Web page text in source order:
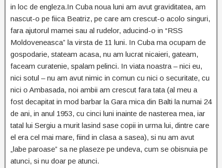
in loc de engleza.In Cuba noua luni am avut graviditatea, am
nascut-o pe fiica Beatriz, pe care am crescut-o acolo singuri,
fara ajutorul mamei sau al rudelor, aducind-o in “RSS
Moldoveneasca” la virsta de 11 luni. In Cuba ma ocupam de
gospodarie, stateam acasa, nu am lucrat nicaieri, gateam,
faceam curatenie, spalam pelinci. In viata noastra – nici eu,
nici sotul – nu am avut nimic in comun cu nici o securitate, cu
nici o Ambasada, noi ambii am crescut fara tata (al meu a
fost decapitat in mod barbar la Gara mica din Balti la numai 24
de ani, in anul 1953, cu cinci luni inainte de nasterea mea, iar
tatal lui Sergiu a murit lasind sase copii in urma lui, dintre care
el era cel mai mare, fiind in clasa a sasea), si nu am avut
„labe paroase” sa ne plaseze pe undeva, cum se obisnuia pe
atunci, si nu doar pe atunci.